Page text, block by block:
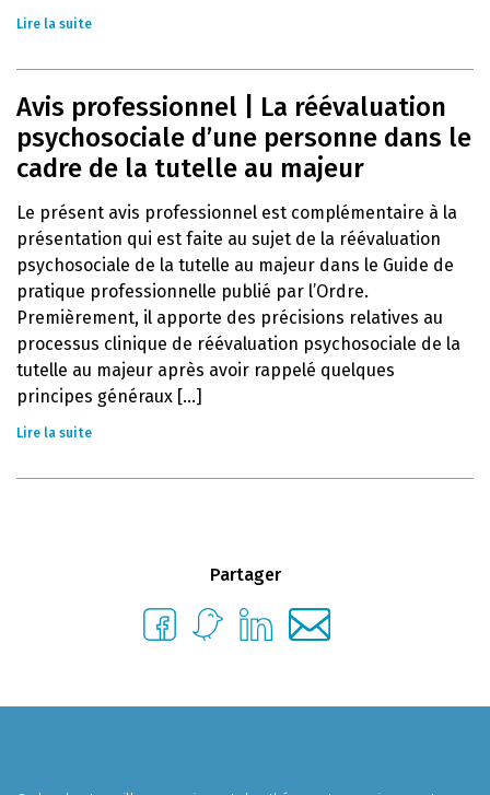
Lire la suite
Avis professionnel | La réévaluation
psychosociale d’une personne dans le
cadre de la tutelle au majeur
Le présent avis professionnel est complémentaire à la
présentation qui est faite au sujet de la réévaluation
psychosociale de la tutelle au majeur dans le Guide de
pratique professionnelle publié par l’Ordre.
Premièrement, il apporte des précisions relatives au
processus clinique de réévaluation psychosociale de la
tutelle au majeur après avoir rappelé quelques
principes généraux [...]
Lire la suite
Partager